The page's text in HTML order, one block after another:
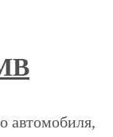
автомобиля,